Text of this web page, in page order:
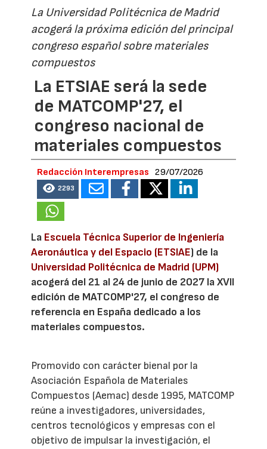
La Universidad Politécnica de Madrid
acogerá la próxima edición del principal
congreso español sobre materiales
compuestos
La ETSIAE será la sede
de MATCOMP'27, el
congreso nacional de
materiales compuestos
Redacción Interempresas 29/07/2026
2293
La Escuela Técnica Superior de Ingeniería
Aeronáutica y del Espacio (ETSIAE) de la
Universidad Politécnica de Madrid (UPM)
acogerá del 21 al 24 de junio de 2027 la XVII
edición de MATCOMP'27, el congreso de
referencia en España dedicado a los
materiales compuestos.
Promovido con carácter bienal por la
Asociación Española de Materiales
Compuestos (Aemac) desde 1995, MATCOMP
reúne a investigadores, universidades,
centros tecnológicos y empresas con el
objetivo de impulsar la investigación, el